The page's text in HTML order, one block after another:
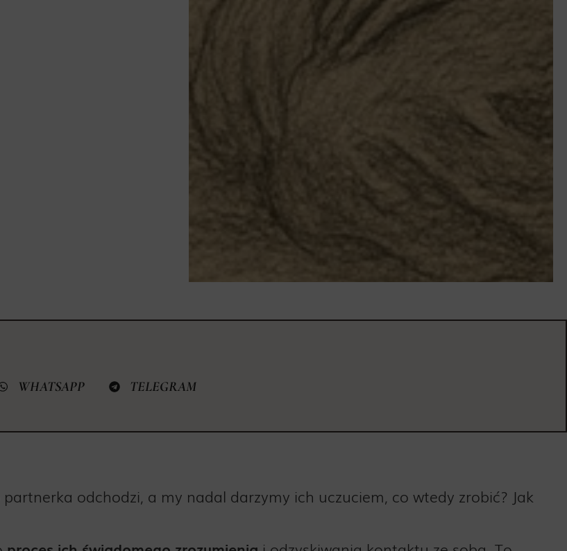
WHATSAPP TELEGRAM
odchodzi, a my nadal darzymy ich uczuciem, co wtedy zrobić? Jak